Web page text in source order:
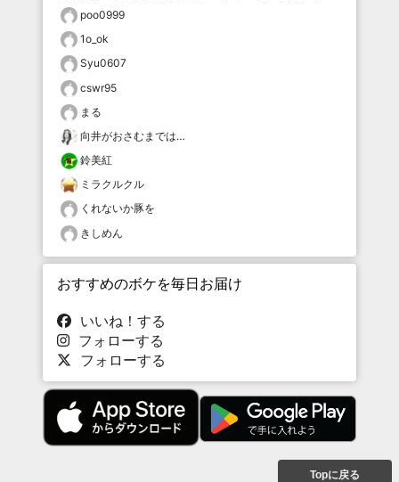
poo0999
1o_ok
Syu0607
cswr95
まる
向井がおさむまでは…
鈴美紅
ミラクルクル
くれないか豚を
きしめん
おすすめのボケを毎日お届け
いいね！する
フォローする
フォローする
Topに戻る